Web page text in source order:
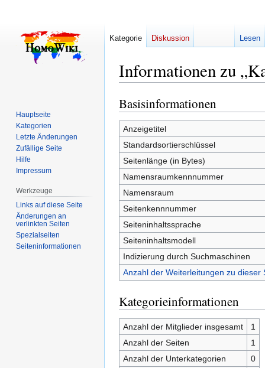
Informationen zu
Zur
Navigation
springen
Zur
Suche
springen
Basisinformationen
Anzeigetitel
Standardsortierschlüssel
Seitenlänge (in Bytes)
Namensraumkennnummer
Namensraum
Seitenkennnummer
Seiteninhaltssprache
Seiteninhaltsmodell
Indizierung durch Suchmaschinen
Anzahl der Weiterleitungen zu dieser
Kategorieinformationen
Anzahl der Mitglieder insgesamt
1
Anzahl der Seiten
1
Anzahl der Unterkategorien
0
Kategorie Diskussion Lesen
Hauptseite
Kategorien
Letzte Änderungen
Zufällige Seite
Hilfe
Impressum
Werkzeuge
Links auf diese Seite
Änderungen an
verlinkten Seiten
Spezialseiten
Seiten­­informationen